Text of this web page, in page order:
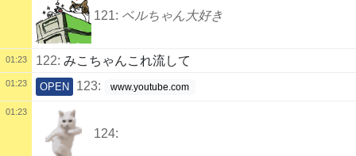
121: ベルちゃん大好き
01:23 122: みこちゃんこれ流して
01:23 OPEN 123: www.youtube.com
01:23
124: